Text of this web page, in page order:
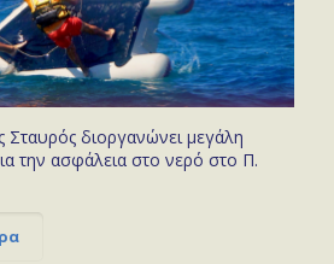
διοργανώνει μεγάλη
την ασφάλεια στο νερό στο Π.